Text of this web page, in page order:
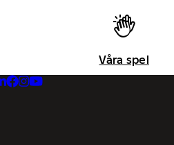
Våra spel